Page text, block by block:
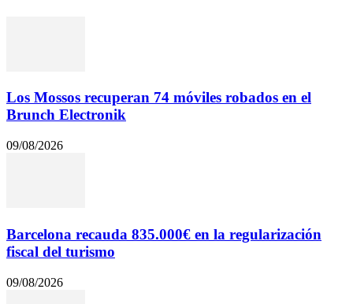
Los Mossos recuperan 74 móviles robados en el
Brunch Electronik
09/08/2026
Barcelona recauda 835.000€ en la regularización
fiscal del turismo
09/08/2026